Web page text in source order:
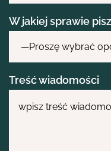
W jakiej sprawie
Treść wiadomości